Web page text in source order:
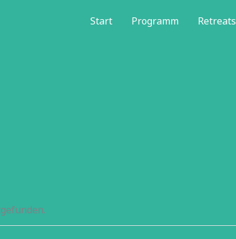
Start Programm Retreats